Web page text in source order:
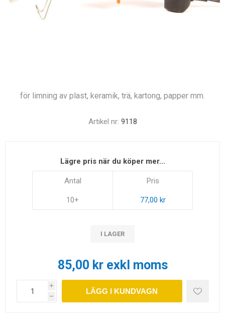
för limning av plast, keramik, trä, kartong, papper mm.
Artikel nr: 9118
Lägre pris när du köper mer...
Antal
10+
Pris
77,00 kr
I LAGER
85,00 kr exkl moms
i
h
LÄGG I KUNDVAGN